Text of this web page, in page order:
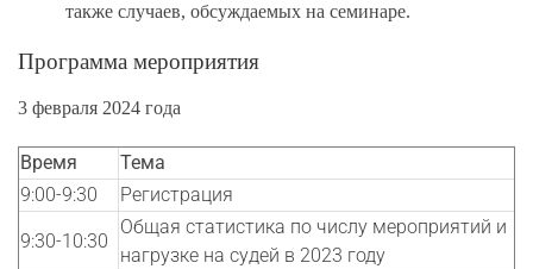
также случаев, обсуждаемых на семинаре.
Программа мероприятия
3 февраля 2024 года
Время
Тема
9:00-9:30
Регистрация
9:30-10:30
Общая статистика по числу мероприятий и
нагрузке на судей в 2023 году